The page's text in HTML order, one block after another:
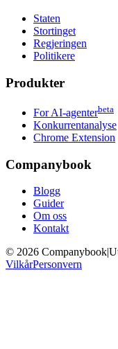
Staten
Stortinget
Regjeringen
Politikere
Produkter
For AI-agenterbeta
Konkurrentanalyse
Chrome Extension
Companybook
Blogg
Guider
Om oss
Kontakt
© 2026 Companybook
VilkårPersonvern